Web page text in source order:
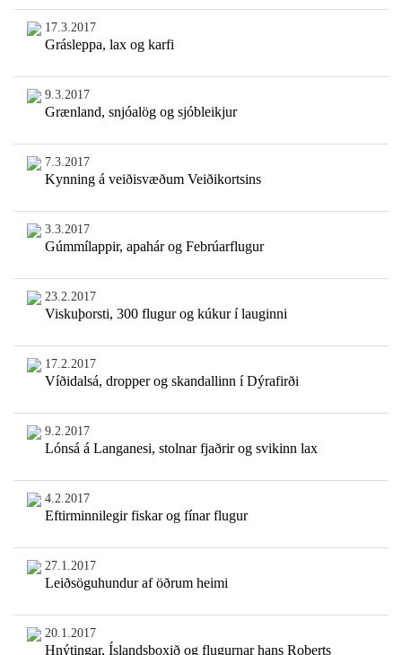
17.3.2017
Grásleppa, lax og karfi
9.3.2017
Grænland, snjóalög og sjóbleikjur
7.3.2017
Kynning á veiðisvæðum Veiðikortsins
3.3.2017
Gúmmílappir, apahár og Febrúarflugur
23.2.2017
Viskuþorsti, 300 flugur og kúkur í lauginni
17.2.2017
Víðidalsá, dropper og skandallinn í Dýrafirði
9.2.2017
Lónsá á Langanesi, stolnar fjaðrir og svikinn lax
4.2.2017
Eftirminnilegir fiskar og fínar flugur
27.1.2017
Leiðsöguhundur af öðrum heimi
20.1.2017
Hnýtingar, Íslandsboxið og flugurnar hans Roberts